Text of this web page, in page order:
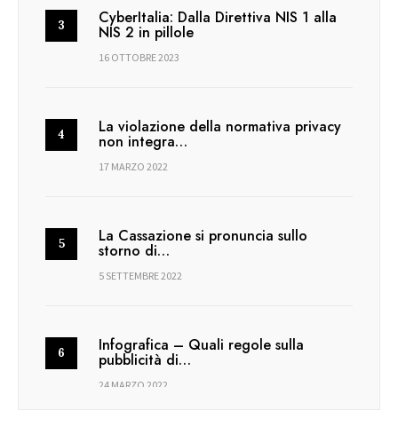
CyberItalia: Dalla Direttiva NIS 1 alla
NIS 2 in pillole
16 OTTOBRE 2023
La violazione della normativa privacy
non integra…
17 MARZO 2022
La Cassazione si pronuncia sullo
storno di…
5 SETTEMBRE 2022
Infografica – Quali regole sulla
pubblicità di…
24 MARZO 2022